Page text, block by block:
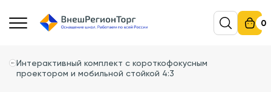
0
Интерактивный комплект с короткофокусным
проектором и мобильной стойкой 4:3